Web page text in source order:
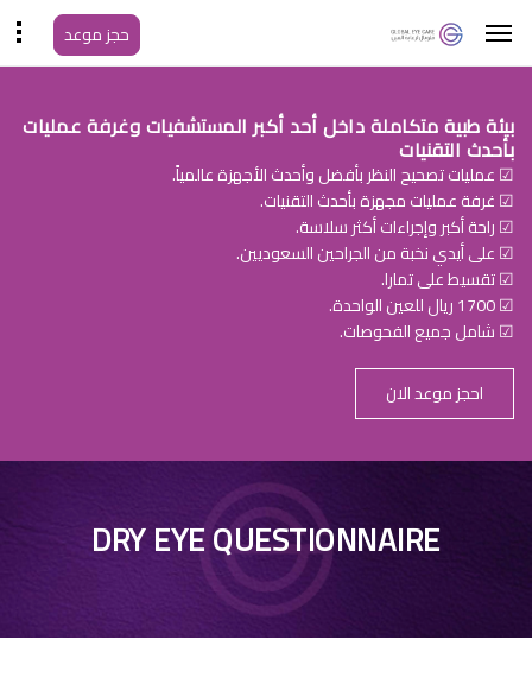
حجز موعد
بيئة طبية متكاملة داخل أحد أكبر المستشفيات وغرفة عمليات
بأحدث التقنيات
☑ عمليات تصحيح النظر بأفضل وأحدث الأجهزة عالمياً.
☑ غرفة عمليات مجهزة بأحدث التقنيات.
☑ راحة أكبر وإجراءات أكثر سلاسة.
☑ على أيدي نخبة من الجراحين السعوديين.
☑ تقسيط على تمارا.
☑ 1700 ريال للعين الواحدة.
☑ شامل جميع الفحوصات.
احجز موعد الان
DRY EYE QUESTIONNAIRE